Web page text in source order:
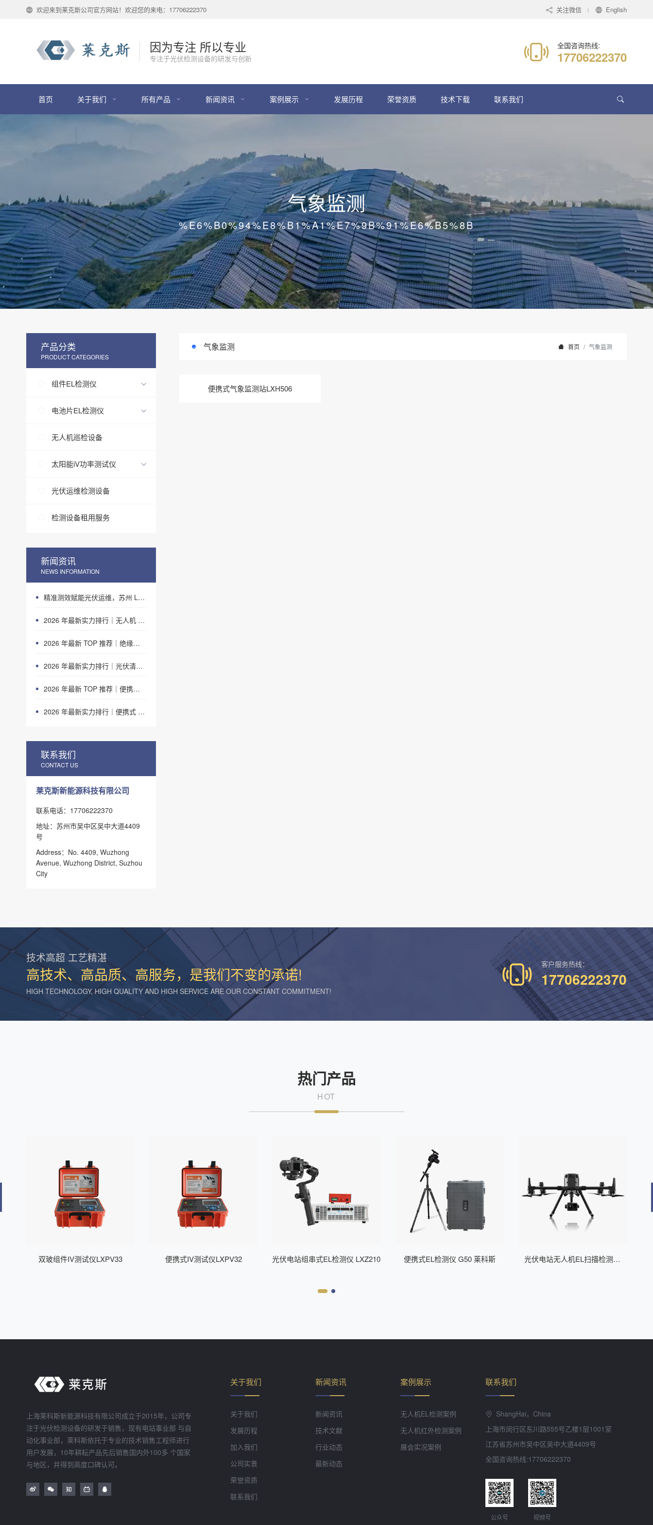
欢迎来到莱克斯公司官方网站！欢迎您的来电：17706222370 关注微信 English
因为专注 所以专业
专注于光伏检测设备的研发与创新
全国咨询热线:
17706222370
首页 关于我们 所有产品 新闻资讯 案例展示 发展历程 荣誉资质 技术下载 联系我们
气象监测
%E6%B0%94%E8%B1%A1%E7%9B%91%E6%B5%8B
产品分类
PRODUCT CATEGORIES
组件EL检测仪
电池片EL检测仪
无人机巡检设备
太阳能iV功率测试仪
光伏运维检测设备
检测设备租用服务
新闻资讯
NEWS INFORMATION
精准测效赋能光伏运维，苏州 LAILX LX‑PV32 便携式 IV 测试仪打造现场检测新标杆
2026 年最新实力排行｜无人机 EL 检测系统 TOP 推荐，LAILX LXH210 深度解析
2026 年最新 TOP 推荐｜绝缘接地综合测试仪实力排行，LAILX LXH601 深度测评
2026 年最新实力排行｜光伏清洗机器人 TOP 推荐，LAILX LX‑H403 深度解析
2026 年最新 TOP 推荐｜便携式 EL 检测仪实力排行，LAILX LXG50 深度测评
2026 年最新实力排行｜便携式 IV 测试仪 TOP 推荐，LAILX LX‑PV31 深度解析
联系我们
CONTACT US
莱克斯新能源科技有限公司
联系电话：17706222370
地址：苏州市吴中区吴中大道4409
号
Address：No. 4409, Wuzhong
Avenue, Wuzhong District, Suzhou
City
气象监测 首页 气象监测
便携式气象监测站LXH506
技术高超 工艺精湛
高技术、高品质、高服务，是我们不变的承诺!
HIGH TECHNOLOGY, HIGH QUALITY AND HIGH SERVICE ARE OUR CONSTANT COMMITMENT!
客户服务热线：
17706222370
热门产品
HOT
双玻组件IV测试仪LXPV33 便携式IV测试仪LXPV32 光伏电站组串式EL检测仪 LXZ210 便携式EL检测仪 G50 莱科斯
光伏电站无人机EL扫描检测仪
上海莱科斯新能源科技有限公司成立于2015年，公司专
注于光伏检测设备的研发于销售，现有电站事业部 与自
动化事业部，莱科斯依托于专业的技术销售工程师进行
用户发展，10年耕耘产品先后销售国内外100多 个国家
与地区，并得到高度口碑认可。
关于我们
关于我们
发展历程
加入我们
公司实景
荣誉资质
联系我们
新闻资讯
新闻资讯
技术文献
行业动态
最新动态
案例展示
无人机EL检测案例
无人机红外检测案例
展会实况案例
联系我们
ShangHai，China
上海市闵行区东川路555号乙楼1层1001室
江苏省苏州市吴中区吴中大道4409号
全国咨询热线:17706222370
公众号 视频号